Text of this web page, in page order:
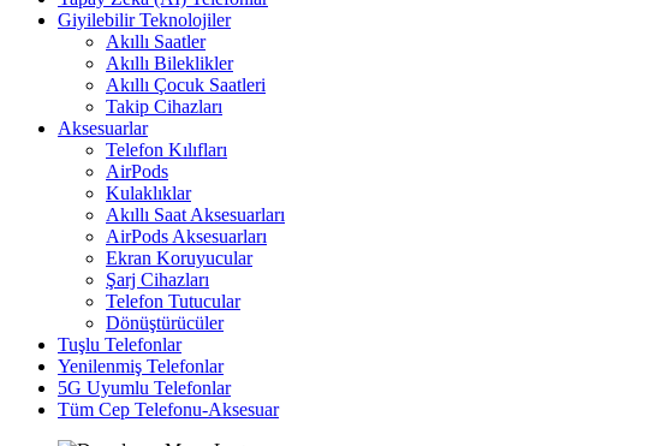
Giyilebilir Teknolojiler
Akıllı Saatler
Akıllı Bileklikler
Akıllı Çocuk Saatleri
Takip Cihazları
Aksesuarlar
Telefon Kılıfları
AirPods
Kulaklıklar
Akıllı Saat Aksesuarları
AirPods Aksesuarları
Ekran Koruyucular
Şarj Cihazları
Telefon Tutucular
Dönüştürücüler
Tuşlu Telefonlar
Yenilenmiş Telefonlar
5G Uyumlu Telefonlar
Tüm Cep Telefonu-Aksesuar